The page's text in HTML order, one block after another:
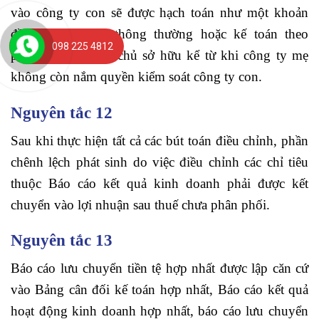
vào công ty con sẽ được hạch toán như một khoản
đầu tư tài chính thông thường hoặc kế toán theo
phương pháp vốn chủ sở hữu kể từ khi công ty mẹ
không còn nắm quyền kiểm soát công ty con.
Nguyên tắc 12
Sau khi thực hiện tất cả các bút toán điều chỉnh, phần
chênh lệch phát sinh do việc điều chỉnh các chỉ tiêu
thuộc Báo cáo kết quả kinh doanh phải được kết
chuyển vào lợi nhuận sau thuế chưa phân phối.
Nguyên tắc 13
Báo cáo lưu chuyển tiền tệ hợp nhất được lập căn cứ
vào Bảng cân đối kế toán hợp nhất, Báo cáo kết quả
hoạt động kinh doanh hợp nhất, báo cáo lưu chuyển
098 225 4812